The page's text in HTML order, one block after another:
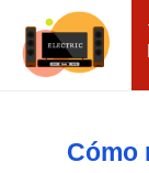
Cómo